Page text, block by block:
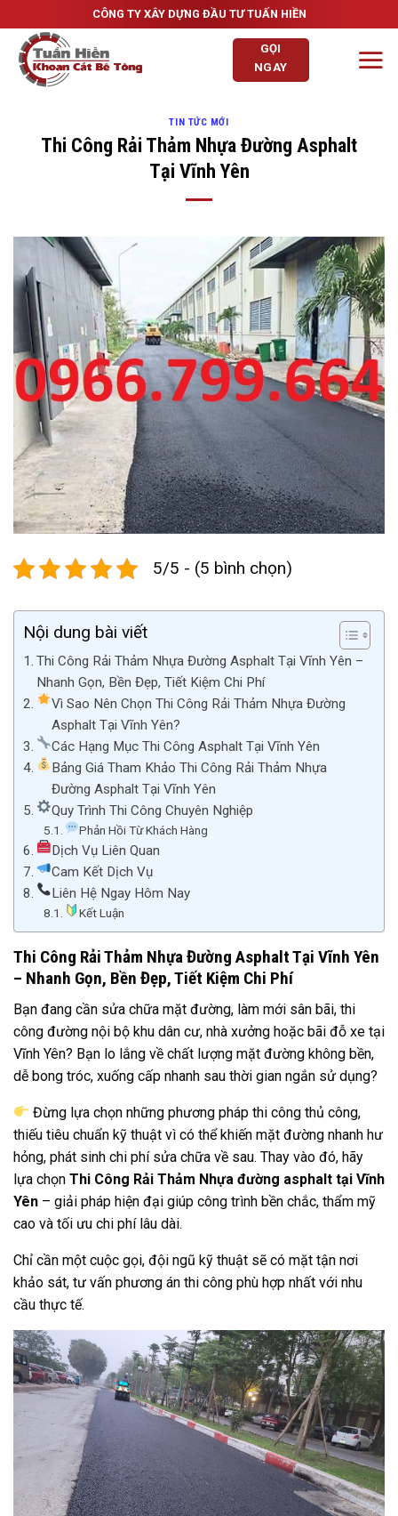
to
content
CÔNG TY XÂY DỰNG ĐẦU TƯ TUẤN HIỀN
GỌI
NGAY
TIN TỨC MỚI
Thi Công Rải Thảm Nhựa Đường Asphalt
Tại Vĩnh Yên
5/5 - (5 bình chọn)
Nội dung bài viết
Thi Công Rải Thảm Nhựa Đường Asphalt Tại Vĩnh Yên –
Nhanh Gọn, Bền Đẹp, Tiết Kiệm Chi Phí
Vì Sao Nên Chọn Thi Công Rải Thảm Nhựa Đường
Asphalt Tại Vĩnh Yên?
Các Hạng Mục Thi Công Asphalt Tại Vĩnh Yên
Bảng Giá Tham Khảo Thi Công Rải Thảm Nhựa
Đường Asphalt Tại Vĩnh Yên
Quy Trình Thi Công Chuyên Nghiệp
Phản Hồi Từ Khách Hàng
Dịch Vụ Liên Quan
Cam Kết Dịch Vụ
Liên Hệ Ngay Hôm Nay
Kết Luận
Thi Công Rải Thảm Nhựa Đường Asphalt Tại Vĩnh Yên
– Nhanh Gọn, Bền Đẹp, Tiết Kiệm Chi Phí
Bạn đang cần sửa chữa mặt đường, làm mới sân bãi, thi
công đường nội bộ khu dân cư, nhà xưởng hoặc bãi đỗ xe tại
Vĩnh Yên? Bạn lo lắng về chất lượng mặt đường không bền,
dễ bong tróc, xuống cấp nhanh sau thời gian ngắn sử dụng?
Đừng lựa chọn những phương pháp thi công thủ công,
thiếu tiêu chuẩn kỹ thuật vì có thể khiến mặt đường nhanh hư
hỏng, phát sinh chi phí sửa chữa về sau. Thay vào đó, hãy
lựa chọn Thi Công Rải Thảm Nhựa đường asphalt tại Vĩnh
Yên – giải pháp hiện đại giúp công trình bền chắc, thẩm mỹ
cao và tối ưu chi phí lâu dài.
Chỉ cần một cuộc gọi, đội ngũ kỹ thuật sẽ có mặt tận nơi
khảo sát, tư vấn phương án thi công phù hợp nhất với nhu
cầu thực tế.